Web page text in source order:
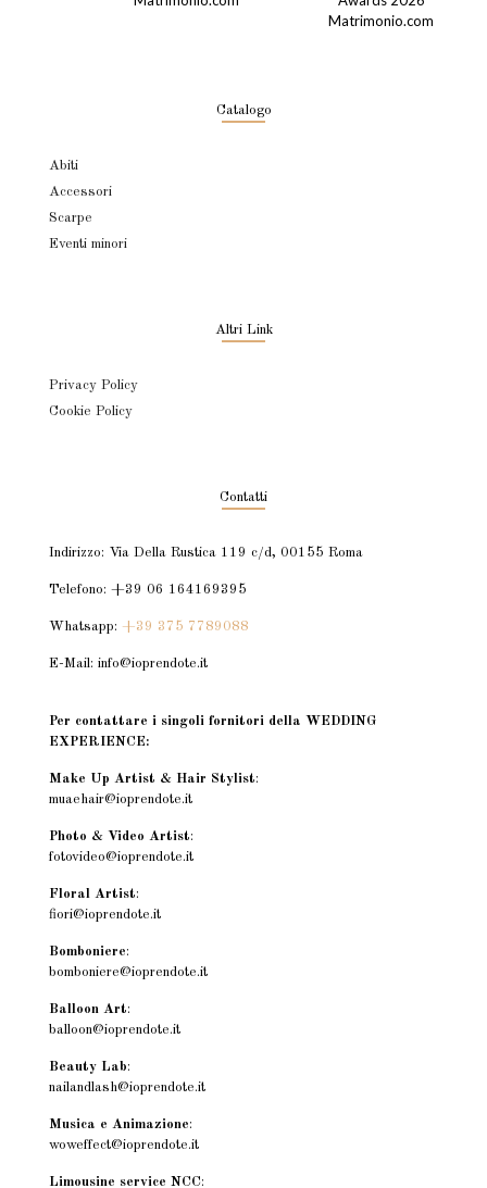
Catalogo
Abiti
Accessori
Scarpe
Eventi minori
Altri Link
Privacy Policy
Cookie Policy
Contatti
Indirizzo: Via Della Rustica 119 c/d, 00155 Roma
Telefono: +39 06 164169395
Whatsapp: +39 375 7789088
E-Mail: info@ioprendote.it
Per contattare i singoli fornitori della WEDDING
EXPERIENCE:
Make Up Artist & Hair Stylist:
muaehair@ioprendote.it
Photo & Video Artist:
fotovideo@ioprendote.it
Floral Artist:
fiori@ioprendote.it
Bomboniere:
bomboniere@ioprendote.it
Balloon Art:
balloon@ioprendote.it
Beauty Lab:
nailandlash@ioprendote.it
Musica e Animazione:
woweffect@ioprendote.it
Limousine service NCC: